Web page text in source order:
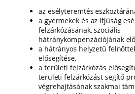
az esélyteremtés
a gyermekek és az ifjúság
felzárkózásának, szociális
hátránykompenzációjának
a hátrányos helyzetű
elősegítése,
a területi felzárkózás
területi felzárkózást segítő
végrehajtásának szakmai